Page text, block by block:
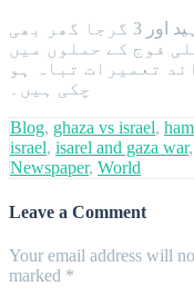
اسرائیلی حملوں میں 227 مساجد شہید اور 3 گرجا گھر بھی
فوج کے حملوں میں
تعمیرات تباہ ہو
Blog, ghaza vs israel, ham
israel, isarel and gaza war,
Newspaper, World
Leave a Comment
Your email address will
marked *